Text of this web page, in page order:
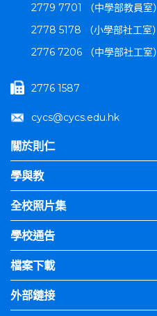
2779 7701 （中學部教員室）
2778 5178 （小學部社工室）
2776 7206 （中學部社工室）
2776 1587
cycs@cycs.edu.hk
關於則仁
學與教
全校照片集
學校通告
檔案下載
外部鏈接